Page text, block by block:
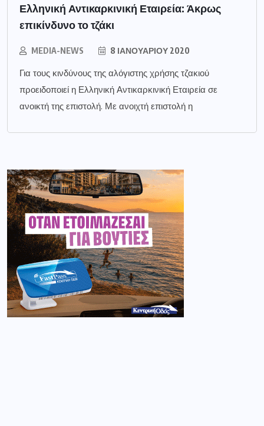
Ελληνική Αντικαρκινική Εταιρεία: Άκρως
επικίνδυνο το τζάκι
MEDIA-NEWS 8 ΙΑΝΟΥΑΡΊΟΥ 2020
Για τους κινδύνους της αλόγιστης χρήσης τζακιού
προειδοποιεί η Ελληνική Αντικαρκινική Εταιρεία σε
ανοικτή της επιστολή. Με ανοιχτή επιστολή η